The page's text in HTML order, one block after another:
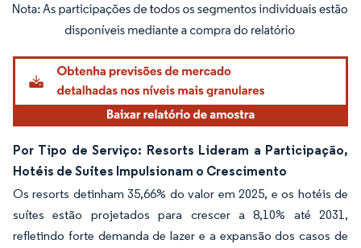
Imagem © Mordor Intelligence. O reuso requer atribuição conforme CC BY 4.0.
Por Tipo de Serviço: Resorts Lideram a Participação,
Hotéis de Suítes Impulsionam o Crescimento
Os resorts detinham 35,66% do valor em 2025, e os hotéis de
suítes estão projetados para crescer a 8,10% até 2031,
refletindo forte demanda de lazer e a expansão dos casos de